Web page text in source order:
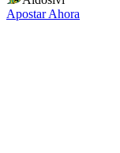
Apostar Ahora